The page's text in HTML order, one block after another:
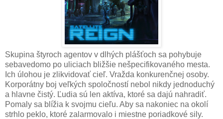
Skupina štyroch agentov v dlhých plášťoch sa pohybuje
sebavedomo po uliciach bližšie nešpecifikovaného mesta.
Ich úlohou je zlikvidovať cieľ. Vražda konkurenčnej osoby.
Korporátny boj veľkých spoločností nebol nikdy jednoduchý
a hlavne čistý. Ľudia sú len aktíva, ktoré sa dajú nahradiť.
Pomaly sa blížia k svojmu cieľu. Aby sa nakoniec na okolí
strhlo peklo, ktoré zalarmovalo i miestne poriadkové sily.